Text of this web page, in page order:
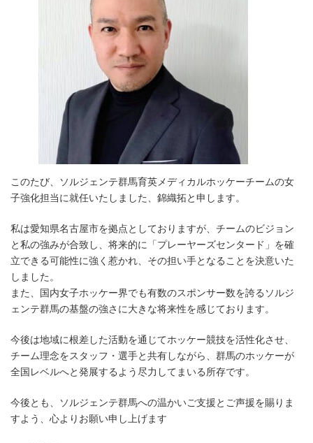
このたび、ソルジェンテ群馬育英メディカルホッケーチームの女
子強化担当に就任いたしました、錦織拓と申します。
私は愛知県名古屋市を拠点としておりますが、チームのビジョン
と私の強みが合致し、将来的に「プレーヤーズセンタード」を確
立できる可能性に強く惹かれ、その担い手となることを決意いた
しました。
また、国内女子ホッケー界でも有数のスポンサー数を誇るソルジ
ェンテ群馬の基盤の強さに大きな将来性を感じております。
今後は地域に根差した活動を通じてホッケー競技を活性化させ、
チーム理念をスタッフ・選手と共有しながら、群馬のホッケーが
全国レベルへと発展するよう尽力してまいる所存です。
今後とも、ソルジェンテ群馬への温かいご支援とご声援を賜りま
すよう、心よりお願い申し上げます